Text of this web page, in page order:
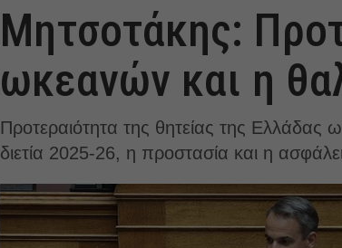
Μητσοτάκης:
ωκεανών και η
Προτεραιότητα της θητείας της
διετία 2025-26, η προστασία και η